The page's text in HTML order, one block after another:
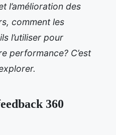
l’amélioration des
comment les
l’utiliser pour
performance? C’est
360